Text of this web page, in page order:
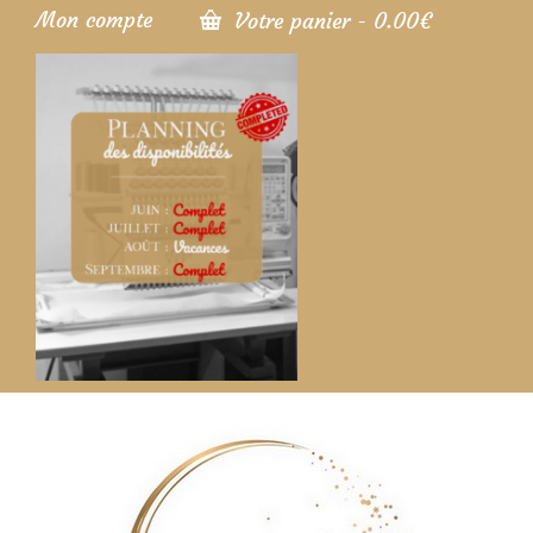
Mon compte Votre panier - 0.00€